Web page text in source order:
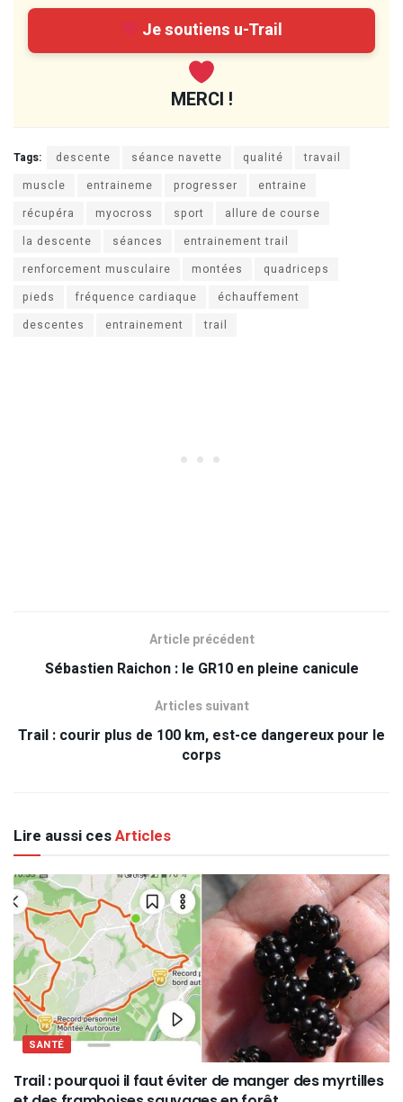
Je soutiens u-Trail
MERCI !
Tags: descente séance navette qualité
travail
muscle
entraineme progresser
entraine
récupéra
myocross sport
allure de course
la descente
séances
entrainement trail
renforcement musculaire
montées
quadriceps
pieds
fréquence cardiaque
échauffement
descentes
entrainement trail
Article précédent
Sébastien Raichon : le GR10 en pleine canicule
Articles suivant
Trail : courir plus de 100 km, est-ce dangereux pour le
corps
Lire aussi cesArticles
SANTÉ
Trail : pourquoi il faut éviter de manger des myrtilles